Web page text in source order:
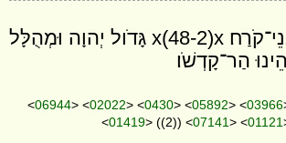
שִׁיר מִזְמֹור לִבְנֵי־קֹרַח׃ x(48-2)x גָּדֹול יְהוָה וּמְהֻלָּל
הַר־קָדְשֹׁו׃
<06944> <02022> <0430> <05892> <03966
<01419> ((2)) <07141> <01121